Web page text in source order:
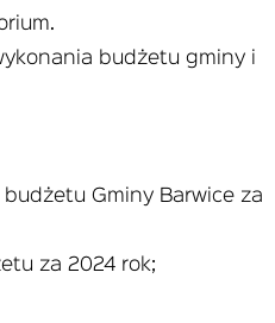
budżetu gminy i
Gminy Barwice za
za 2024 rok;